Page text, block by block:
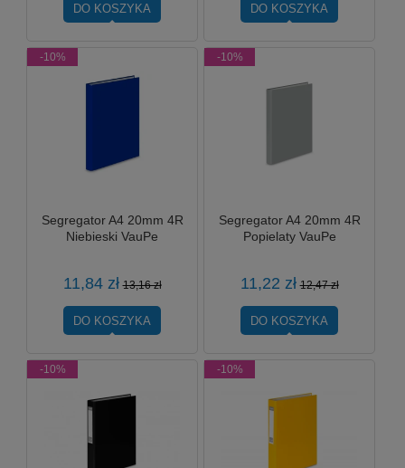
DO KOSZYKA DO KOSZYKA
Segregator A4 20mm 4R
Niebieski VauPe
11,84 zł 13,16 zł
DO KOSZYKA
-10%
Segregator A4 20mm 4R
Popielaty VauPe
11,22 zł 12,47 zł
DO KOSZYKA
-10%
-10% -10%